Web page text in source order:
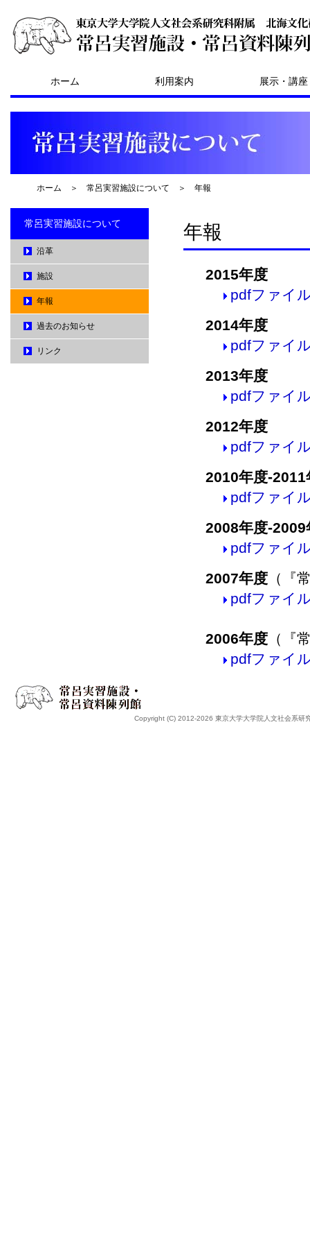
ホーム 利用案内 展示・講座
ホーム ＞ 常呂実習施設について ＞ 年報
常呂実習施設について
沿革
施設
年報
過去のお知らせ
リンク
年報
2015年度
pdfファイ
2014年度
pdfファイ
2013年度
pdfファイ
2012年度
pdfファイ
2010年度-2011
pdfファイ
2008年度-2009
pdfファイ
2007年度 （『
pdfファイ
2006年度 （『
pdfファイ
Copyright (C) 2012-2026 東京大学大学院人文社会系